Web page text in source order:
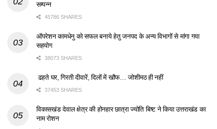
सम्पन्न
45786 SHARES
ऑपरेशन कामधेनु को सफल बनाये हेतु जनपद के अन्य विभागों से मांगा गया
सहयोग
38073 SHARES
ढहते घर, गिरती दीवारें, दिलों में खौफ… जोशीमठ ही नहीं
37453 SHARES
विकासखंड देवाल क्षेत्र की होनहार छात्रा ज्योति बिष्ट ने किया उत्तराखंड का
नाम रोशन